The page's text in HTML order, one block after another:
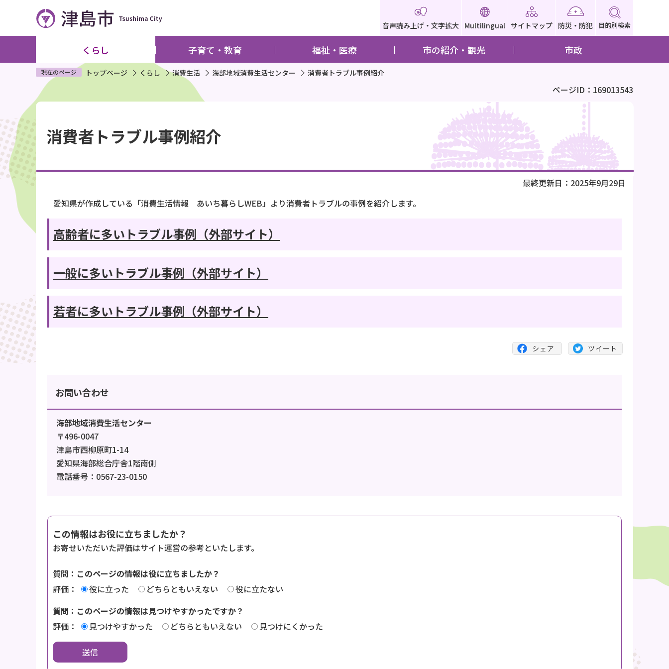
ペ
ジ
す
音声読み上げ・文字拡大 Multilingual サイトマップ 防災・防犯 目的別検索
くらし 子育て・教育 福祉・医療 市の紹介・観光 市政
現在のページ トップページ くらし 消費生活 海部地域消費生活センター 消費者トラブル事例紹介
ページID：169013543
文
こ
こ
か
ら
消費者トラブル事例紹介
最終更新日：2025年9月29日
愛知県が作成している「消費生活情報 あいち暮らしWEB」より消費者トラブルの事例を紹介します。
高齢者に多いトラブル事例（外部サイト）
一般に多いトラブル事例（外部サイト）
若者に多いトラブル事例（外部サイト）
お問い合わせ
海部地域消費生活センター
〒496-0047
津島市西柳原町1-14
愛知県海部総合庁舎1階南側
電話番号：0567-23-0150
この情報はお役に立ちましたか？
お寄せいただいた評価はサイト運営の参考といたします。
質問：このページの情報は役に立ちましたか？
評価：
役に立った どちらともいえない
役に立たない
質問：このページの情報は見つけやすかったですか？
評価：
見つけやすかった どちらともいえない 見つけにくかった